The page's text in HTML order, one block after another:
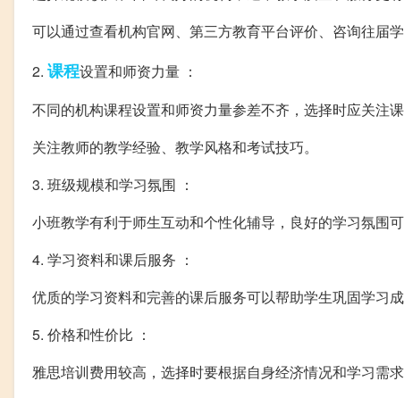
可以通过查看机构官网、第三方教育平台评价、咨询往届
2. 课程设置和师资力量 ：
不同的机构课程设置和师资力量参差不齐，选择时应关注
关注教师的教学经验、教学风格和考试技巧。
3. 班级规模和学习氛围 ：
小班教学有利于师生互动和个性化辅导，良好的学习氛围可
4. 学习资料和课后服务 ：
优质的学习资料和完善的课后服务可以帮助学生巩固学习成
5. 价格和性价比 ：
雅思培训费用较高，选择时要根据自身经济情况和学习需求